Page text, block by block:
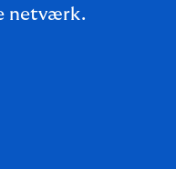
netværk.